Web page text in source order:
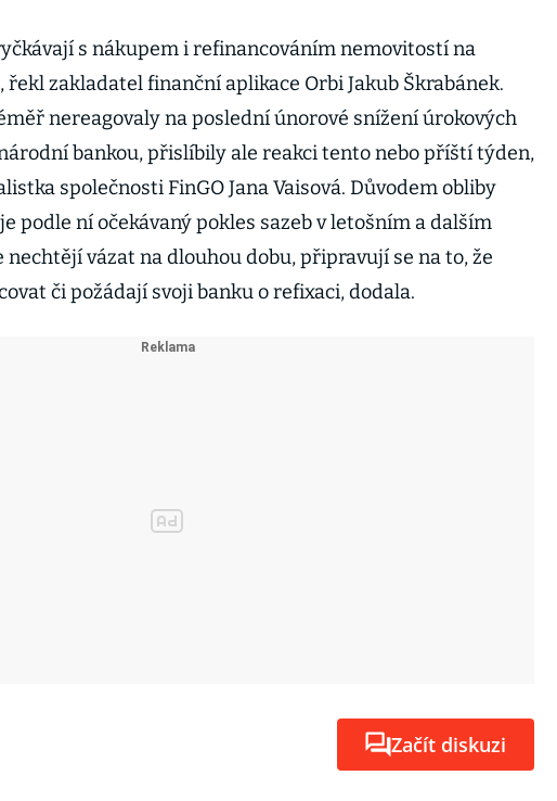
s nákupem i refinancováním nemovitostí na
zakladatel finanční aplikace Orbi Jakub Škrabánek.
nereagovaly na poslední únorové snížení úrokových
bankou, přislíbily ale reakci tento nebo příští týden,
společnosti FinGO Jana Vaisová. Důvodem obliby
podle ní očekávaný pokles sazeb v letošním a dalším
nechtějí vázat na dlouhou dobu, připravují se na to, že
či požádají svoji banku o refixaci, dodala.
Začít diskuzi